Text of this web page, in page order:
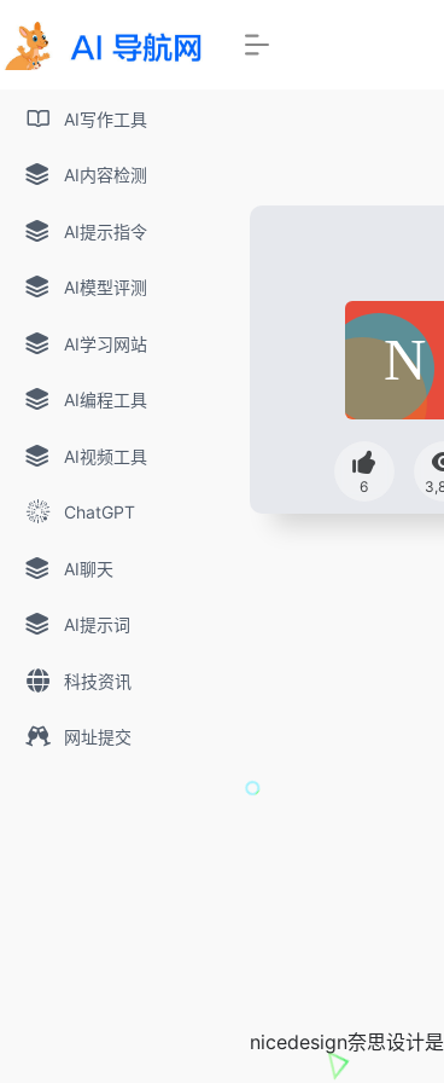
AI写作工具
AI内容检测
AI提示指令
AI模型评测
AI学习网站
AI编程工具
AI视频工具
ChatGPT
AI聊天
AI提示词
科技资讯
网址提交
6
nicedesign奈思设计